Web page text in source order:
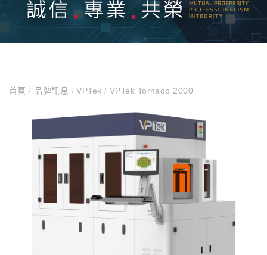
首頁/ 品牌訊息 /VPTek/ VPTek Tornado 2000